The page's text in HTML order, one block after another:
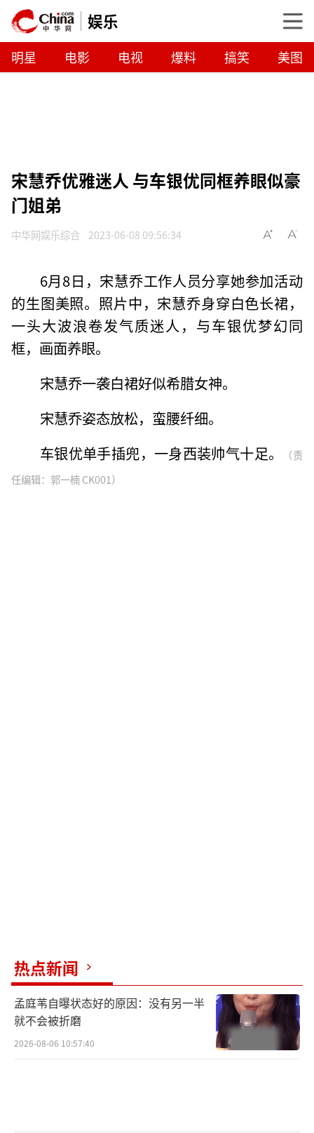
娱乐
明星 电影 电视 爆料 搞笑 美图
宋慧乔优雅迷人 与车银优同框养眼似豪
门姐弟
中华网娱乐综合 2023-06-08 09:56:34
6月8日，宋慧乔工作人员分享她参加活动
的生图美照。照片中，宋慧乔身穿白色长裙，
一头大波浪卷发气质迷人，与车银优梦幻同
框，画面养眼。
宋慧乔一袭白裙好似希腊女神。
宋慧乔姿态放松，蛮腰纤细。
车银优单手插兜，一身西装帅气十足。
（责
任编辑：郭一楠 CK001）
热点新闻
孟庭苇自曝状态好的原因：没有另一半
就不会被折磨
2026-08-06 10:57:40